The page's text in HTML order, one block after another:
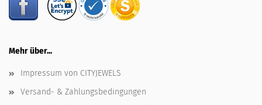
Mehr über...
Impressum von CITYJEWELS
Versand- & Zahlungsbedingungen